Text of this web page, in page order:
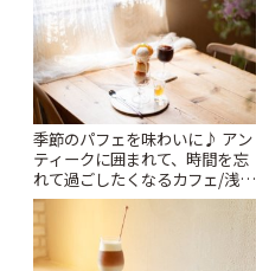
季節のパフェを味わいに♪ アン
ティークに囲まれて、時間を忘
れて過ごしたくなるカフェ/浅草
「annorum cafe」 | ことりっぷ